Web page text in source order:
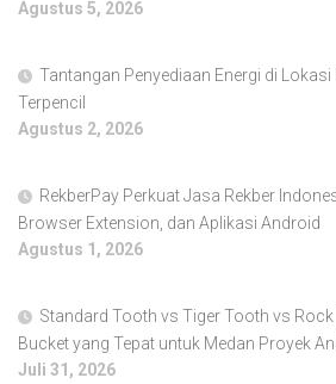
Agustus 5, 2026
Tantangan Penyediaan Energi di
Terpencil
Agustus 2, 2026
RekberPay Perkuat Jasa Rekber
Browser Extension, dan Aplikasi Android
Agustus 1, 2026
Standard Tooth vs Tiger Tooth vs
Bucket yang Tepat untuk Medan Proyek
Juli 31, 2026